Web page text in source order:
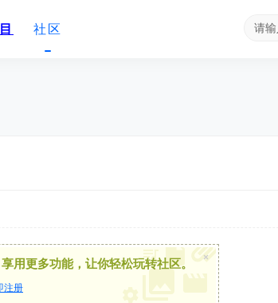
社区
用更多功能，让你轻松玩转社区。
注册
×